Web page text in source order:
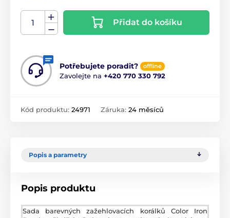
Přidat do košíku
Potřebujete poradit? offline
Zavolejte na +420 770 330 792
Kód produktu: 24971 Záruka: 24 měsíců
Popis a parametry
Popis produktu
Sada barevných zažehlovacích korálků Color Iron